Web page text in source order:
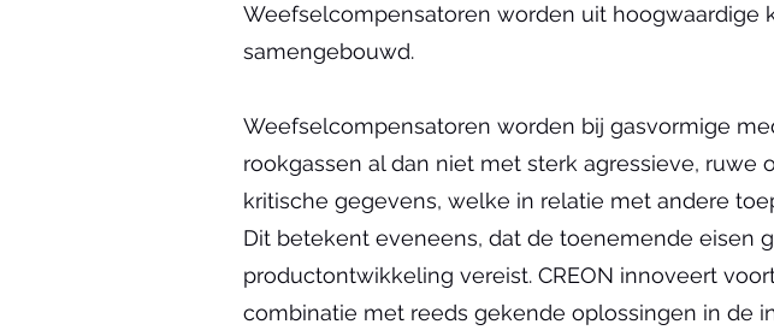
Weefselcompensatoren worden uit hoogwaardige
samengebouwd.
Weefselcompensatoren worden bij gasvormige
rookgassen al dan niet met sterk agressieve,
kritische gegevens, welke in relatie met andere
Dit betekent eveneens, dat de toenemende eisen
productontwikkeling vereist. CREON innoveert
combinatie met reeds gekende oplossingen in de